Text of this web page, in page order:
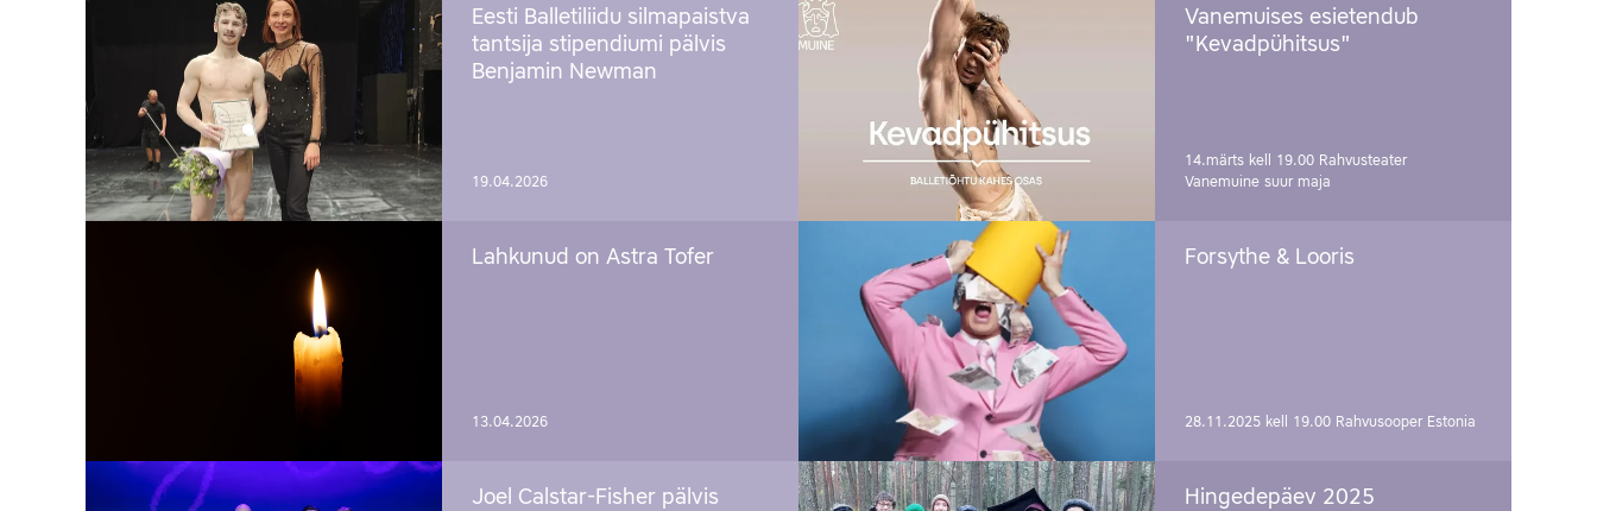
Eesti Balletiliidu silmapaistva
tantsija stipendiumi pälvis
Benjamin Newman
19.04.2026
Lahkunud on Astra Tofer
13.04.2026
Joel Calstar-Fisher pälvis
Vanemuises esietendub
"Kevadpühitsus"
14.märts kell 19.00 Rahvusteater
Vanemuine suur maja
Forsythe & Looris
28.11.2025 kell 19.00 Rahvusooper Estonia
Hingedepäev 2025